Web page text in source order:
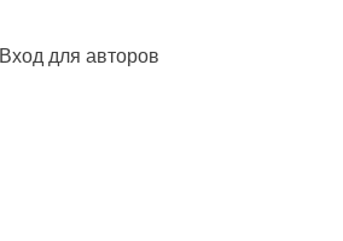
Вход для авторов